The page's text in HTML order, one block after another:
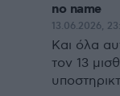
no name
13.06.2026,
Και όλα
τον 13